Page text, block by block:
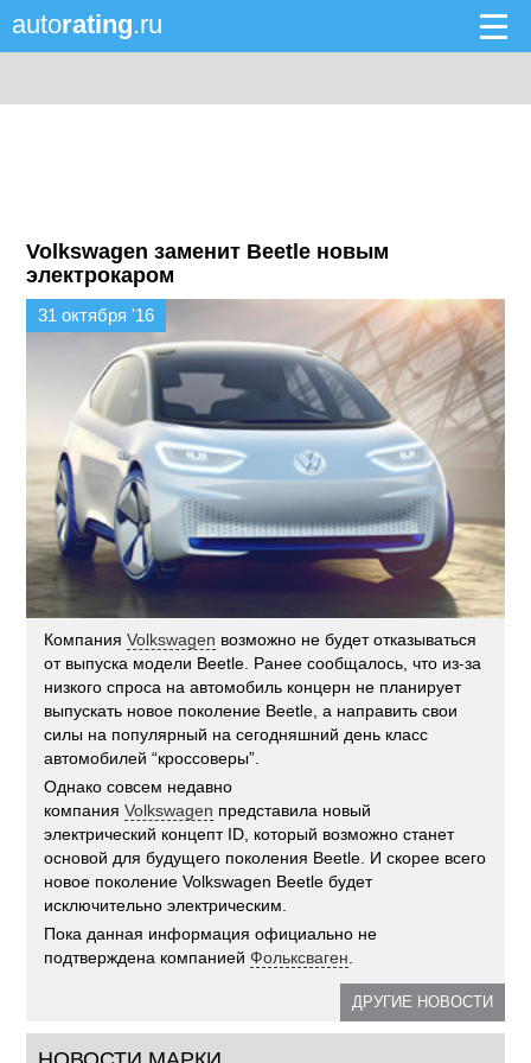
autorating.ru
Volkswagen заменит Beetle новым
электрокаром
31 октября '16
КомпанияVolkswagen возможно не будет отказываться
от выпуска модели Beetle. Ранее сообщалось, что из-за
низкого спроса на автомобиль концерн не планирует
выпускать новое поколение Beetle, а направить свои
силы на популярный на сегодняшний день класс
автомобилей “кроссоверы”.
Однако совсем недавно
компанияVolkswagen представила новый
электрический концепт ID, который возможно станет
основой для будущего поколения Beetle. И скорее всего
новое поколение Volkswagen Beetle будет
исключительно электрическим.
Пока данная информация официально не
подтверждена компаниейФольксваген
ДРУГИЕ НОВОСТИ